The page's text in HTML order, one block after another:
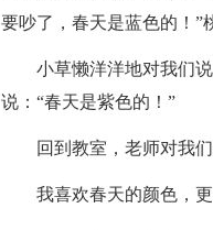
要吵了，春天是蓝色的！”
小草懒洋洋地对我们
说：“春天是紫色的！”
回到教室，老师对我
我喜欢春天的颜色，